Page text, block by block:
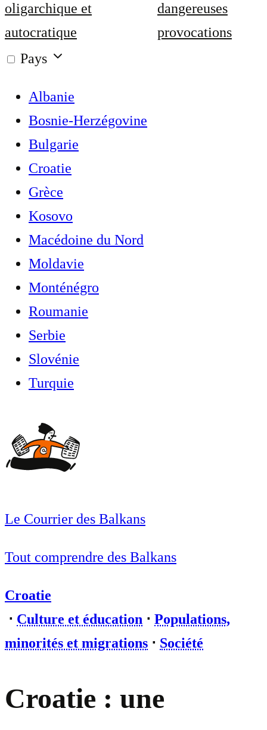
oligarchique et
autocratique
dangereuses
provocations
Pays
Albanie
Bosnie-Herzégovine
Bulgarie
Croatie
Grèce
Kosovo
Macédoine du Nord
Moldavie
Monténégro
Roumanie
Serbie
Slovénie
Turquie
Le Courrier des Balkans
Tout comprendre des Balkans
Croatie
⋅ Culture et éducation ⋅ Populations,
minorités et migrations ⋅ Société
Croatie : une